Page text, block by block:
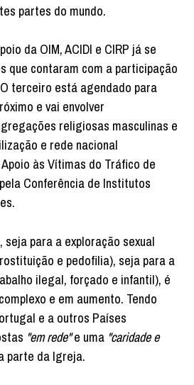
partes do mundo.
da OIM, ACIDI e CIRP já se
que contaram com a participação
terceiro está agendado para
e vai envolver
religiosas masculinas e
e rede nacional
às Vítimas do Tráfico de
Conferência de Institutos
seja para a exploração sexual
e pedofilia), seja para a
ilegal, forçado e infantil), é
e em aumento. Tendo
e a outros Países
"em rede"e uma "caridade e
parte da Igreja.